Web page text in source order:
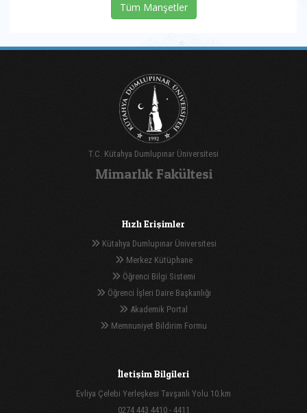
Tüm Manşetler
T.C. Kütahya Dumlupınar Üniversitesi
Mimarlık Fakültesi
Hızlı Erişimler
Kütahya Dumlupınar Üniversitesi
Merkez Kütüphane
Öğrenci Bilgi Sistemi
Öğrenci İşleri Daire Başkanlığı
Akademik Portal
Memnuniyet Bildirim Formu
İletişim Bilgileri
Evliya Çelebi Yerleşkesi Tavşanlı Yolu 10.km
0274 443 4410 - 4411